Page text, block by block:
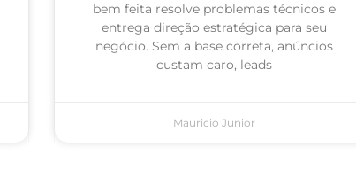
bem feita resolve problemas técnicos e
entrega direção estratégica para seu
negócio. Sem a base correta, anúncios
custam caro, leads
Mauricio Junior